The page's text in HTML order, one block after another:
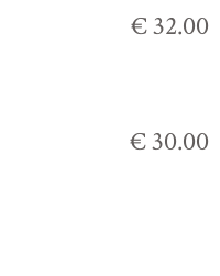
€ 32.00
€ 30.00